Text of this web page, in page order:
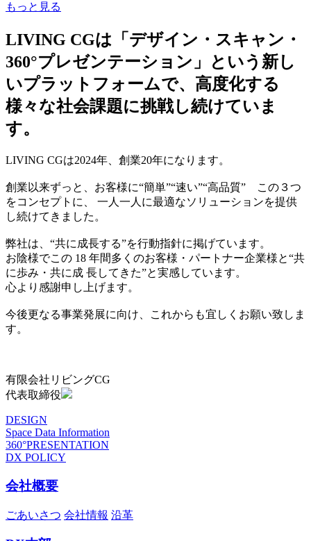
もっと見る
LIVING CGは「デザイン・スキャン・
360°プレゼンテーション」という新し
いプラットフォームで、高度化する
様々な社会課題に挑戦し続けていま
す。
LIVING CGは2024年、創業20年になります。
創業以来ずっと、お客様に“簡単”“速い”“高品質” この３つ
をコンセプトに、 一人一人に最適なソリューションを提供
し続けてきました。
弊社は、“共に成長する”を行動指針に掲げています。
お陰様でこの 18 年間多くのお客様・パートナー企業様と“共
に歩み・共に成 長してきた”と実感しています。
心より感謝申し上げます。
今後更なる事業発展に向け、これからも宜しくお願い致しま
す。
有限会社リビングCG
代表取締役
DESIGN
Space Data Information
360°PRESENTATION
DX POLICY
会社概要
ごあいさつ 会社情報 沿革